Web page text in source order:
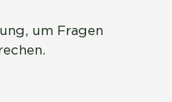
um Fragen